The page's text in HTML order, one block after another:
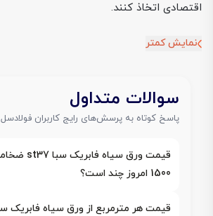
اقتصادی اتخاذ کنند.
نمایش کمتر
سوالات متداول
پاسخ کوتاه به پرسش‌های رایج کاربران فولادسل
1500 امروز چند است؟